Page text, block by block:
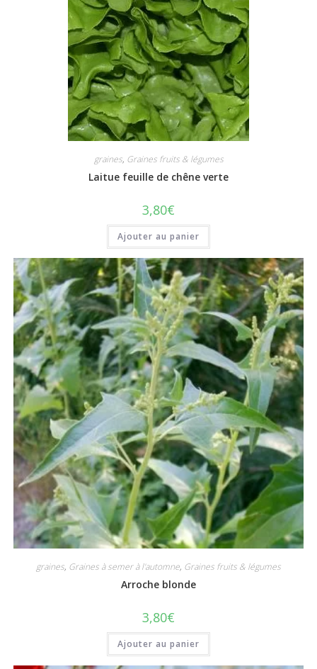
graines, Graines fruits & légumes
Laitue feuille de chêne verte
3,80€
Ajouter au panier
graines, Graines à semer à l'automne, Graines fruits & légumes
Arroche blonde
3,80€
Ajouter au panier